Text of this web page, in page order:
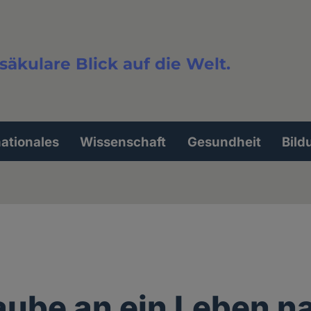
Blick auf die Welt.
Wissenschaft Gesundheit